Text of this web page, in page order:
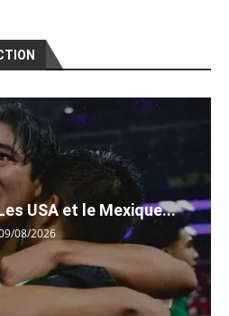
USA et le Mexique...
08/2026